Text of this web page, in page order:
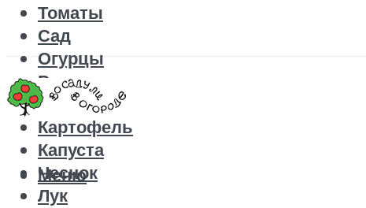
Томаты
Сад
Огурцы
Рецепты
Перец
Картофель
Капуста
Чеснок
Лук
Меню